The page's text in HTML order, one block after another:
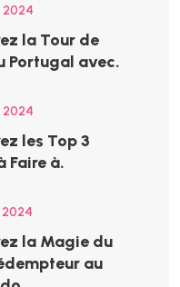
2024
la Tour de
Portugal avec.
2024
les Top 3
Faire à.
2024
la Magie du
au